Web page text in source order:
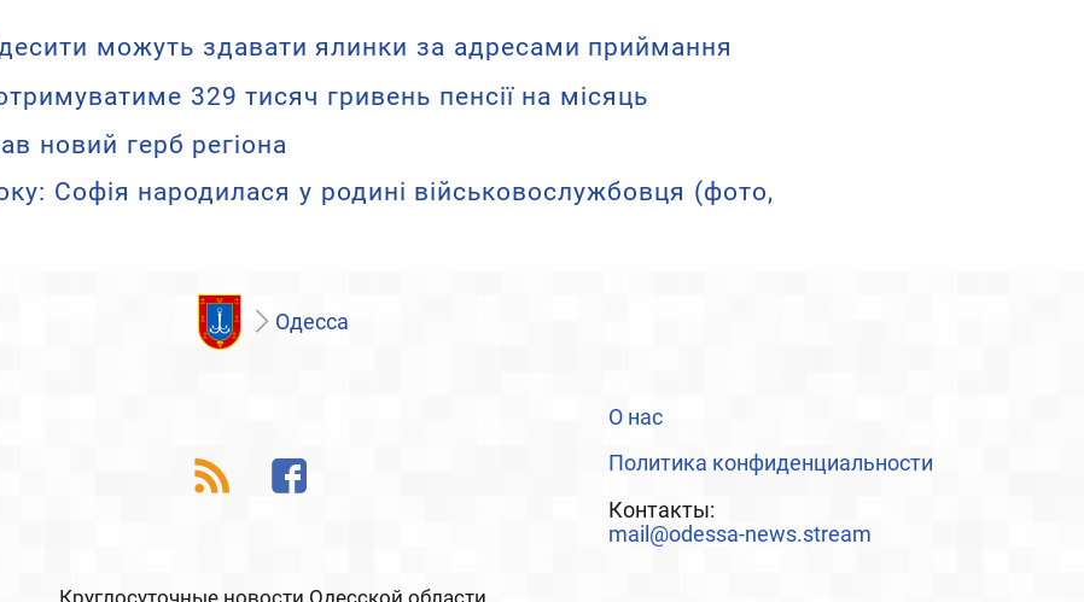
можуть здавати ялинки за адресами приймання
329 тисяч гривень пенсії на місяць
новий герб регіона
Софія народилася у родині військовослужбовця (фото,
Одесса
О нас
Политика конфиденциальности
Контакты:
mail@odessa-news.stream